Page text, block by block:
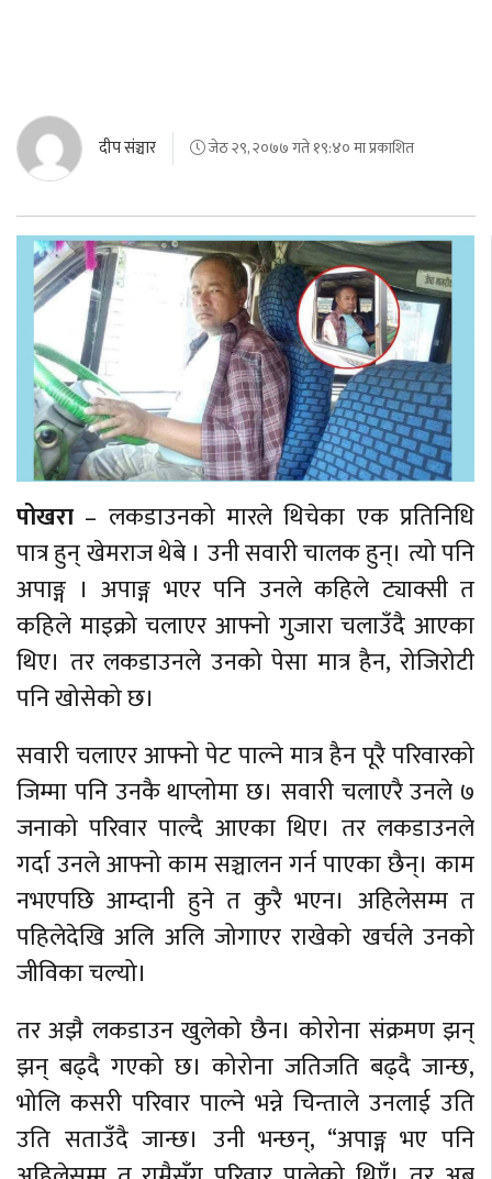
दीप संञ्चार जेठ २९, २०७७ गते १९:४० मा प्रकाशित
पोखरा – लकडाउनको मारले थिचेका एक प्रतिनिधि
पात्र हुन् खेमराज थेबे । उनी सवारी चालक हुन्। त्यो पनि
अपाङ्ग । अपाङ्ग भएर पनि उनले कहिले ट्याक्सी त
कहिले माइक्रो चलाएर आफ्नो गुजारा चलाउँदै आएका
थिए। तर लकडाउनले उनको पेसा मात्र हैन, रोजिरोटी
पनि खोसेको छ।
सवारी चलाएर आफ्नो पेट पाल्ने मात्र हैन पूरै परिवारको
जिम्मा पनि उनकै थाप्लोमा छ। सवारी चलाएरै उनले ७
जनाको परिवार पाल्दै आएका थिए। तर लकडाउनले
गर्दा उनले आफ्नो काम सञ्चालन गर्न पाएका छैन्। काम
नभएपछि आम्दानी हुने त कुरै भएन। अहिलेसम्म त
पहिलेदेखि अलि अलि जोगाएर राखेको खर्चले उनको
जीविका चल्यो।
तर अझै लकडाउन खुलेको छैन। कोरोना संक्रमण झन्
झन् बढ्दै गएको छ। कोरोना जतिजति बढ्दै जान्छ,
भोलि कसरी परिवार पाल्ने भन्ने चिन्ताले उनलाई उति
उति सताउँदै जान्छ। उनी भन्छन्, “अपाङ्ग भए पनि